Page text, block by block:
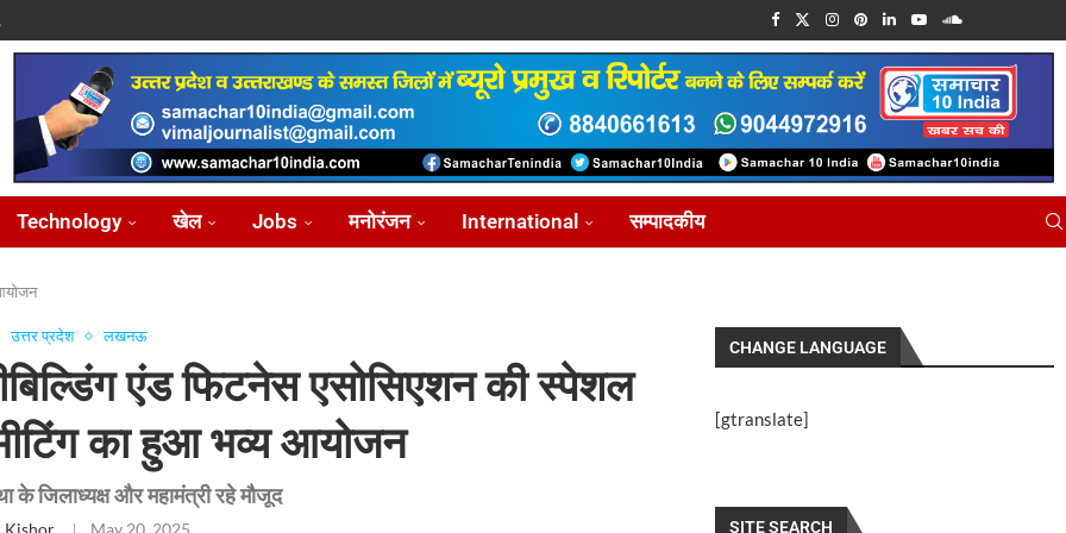
Technology खेल Jobs मनोरंजन International सम्पादकीय
उत्तर प्रदेश लखनऊ
एंड फिटनेस एसोसिएशन की स्पेशल
का हुआ भव्य आयोजन
के जिलाध्यक्ष और महामंत्री रहे मौजूद
Kishor May 20, 2025
CHANGE LANGUAGE
[gtranslate]
SITE SEARCH